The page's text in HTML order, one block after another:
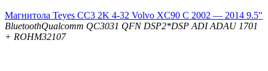
Магнитола Teyes CC3 2K 4-32 Volvo XC90 C 2002 — 2014 9.5"
BluetoothQualcomm QC3031 QFN DSP2*DSP ADI ADAU 1701
+ ROHM32107